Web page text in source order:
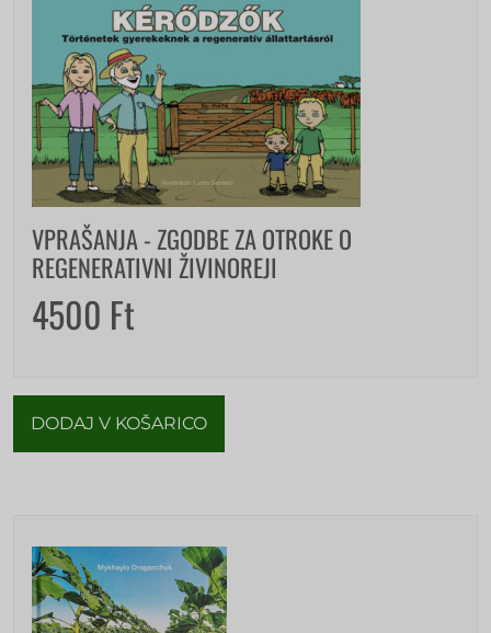
VPRAŠANJA - ZGODBE ZA OTROKE O
REGENERATIVNI ŽIVINOREJI
4500 Ft
DODAJ V KOŠARICO